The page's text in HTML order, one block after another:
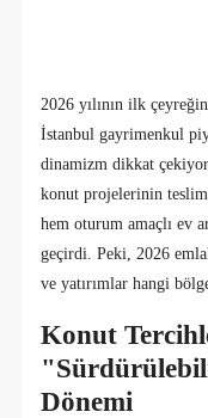
2026 yılının ilk
İstanbul gayrimenkul
dinamizm dikkat
konut projelerinin
hem oturum amaçlı ev
geçirdi. Peki, 2026
ve yatırımlar hangi
Konut
Dönemi